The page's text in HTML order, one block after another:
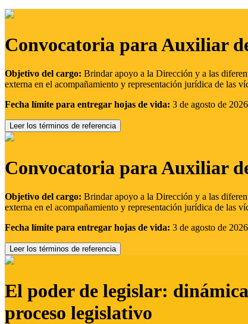
Convocatoria para Auxiliar
Objetivo del cargo: Brindar apoyo a la Dirección y a las
externa en el acompañamiento y representación jurídica de las
Fecha límite para entregar hojas de vida: 3 de agosto de
Leer los términos de referencia
Convocatoria para Auxiliar
Objetivo del cargo: Brindar apoyo a la Dirección y a las
externa en el acompañamiento y representación jurídica de las
Fecha límite para entregar hojas de vida: 3 de agosto de
Leer los términos de referencia
El poder de legislar:
proceso legislativo